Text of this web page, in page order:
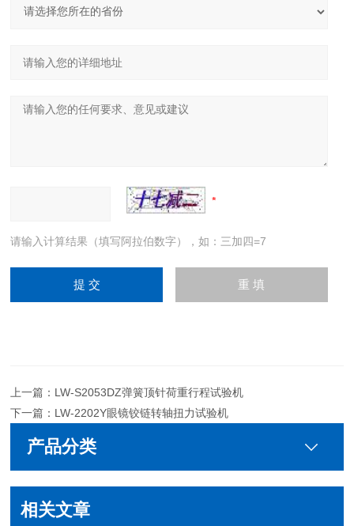
请输入计算结果（填写阿拉伯数字），如：三加四=7
上一篇： LW-S2053DZ弹簧顶针荷重行程试验机
下一篇： LW-2202Y眼镜铰链转轴扭力试验机
产品分类
相关文章